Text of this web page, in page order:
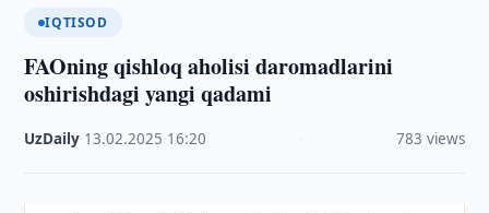
IQTISOD
FAOning qishloq aholisi daromadlarini
oshirishdagi yangi qadami
UzDaily 13.02.2025 16:20 783 views